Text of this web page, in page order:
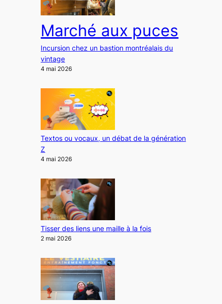
Marché aux puces
Incursion chez un bastion montréalais du
vintage
4 mai 2026
Textos ou vocaux, un débat de la génération
Z
4 mai 2026
Tisser des liens une maille à la fois
2 mai 2026